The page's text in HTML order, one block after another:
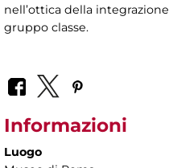
nell’ottica della
gruppo classe.
Informazioni
Luogo